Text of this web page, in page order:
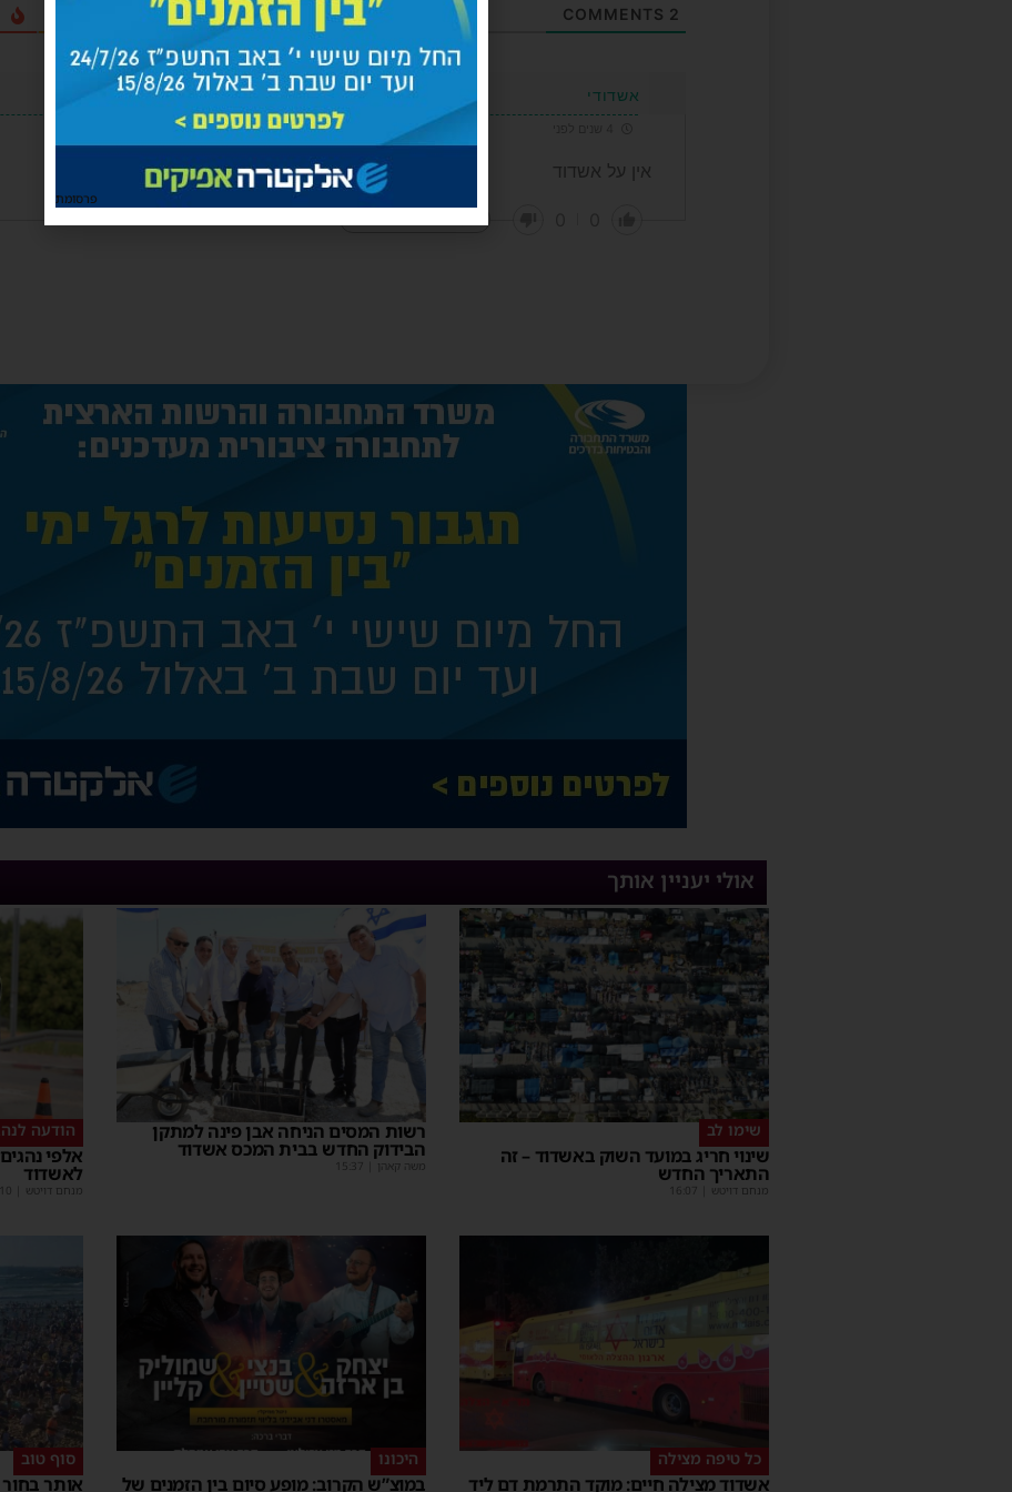
2
אשדודי
אין על אשדוד
אולי יעניין אותך
שימו לב
שינוי חריג במועד השוק באשדוד – זה
התאריך החדש
מנחם דויטש 16:07
רשות המסים הניחה אבן פינה למתקן
הבידוק החדש בבית המכס אשדוד
משה קאהן 15:37
הודעה
אלפי
לאשדוד
מנחם דויטש
כל טיפה מצילה
אשדוד מצילה חיים: מוקד התרמת דם ליד
היכונו
במוצ”ש הקרוב: מופע סיום בין הזמנים של
סוף טוב
אותר
פרסומת